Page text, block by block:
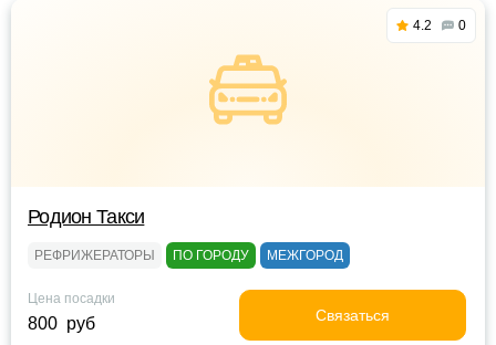
4.2 0
Родион Такси
РЕФРИЖЕРАТОРЫ ПО ГОРОДУ МЕЖГОРОД
Цена посадки
800 руб Связаться